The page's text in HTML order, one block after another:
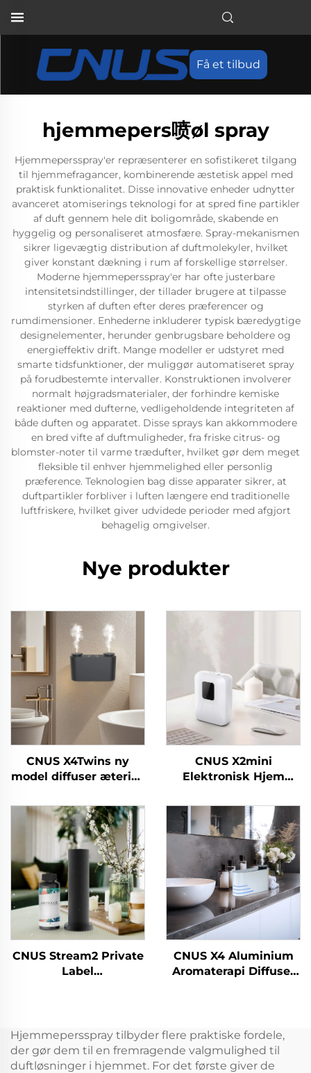
Få et tilbud
hjemmepers喷øl spray
Hjemmepersspray'er repræsenterer en sofistikeret tilgang
til hjemmefragancer, kombinerende æstetisk appel med
praktisk funktionalitet. Disse innovative enheder udnytter
avanceret atomiserings teknologi for at spred fine partikler
af duft gennem hele dit boligområde, skabende en
hyggelig og personaliseret atmosfære. Spray-mekanismen
sikrer ligevægtig distribution af duftmolekyler, hvilket
giver konstant dækning i rum af forskellige størrelser.
Moderne hjemmepersspray'er har ofte justerbare
intensitetsindstillinger, der tillader brugere at tilpasse
styrken af duften efter deres præferencer og
rumdimensioner. Enhederne inkluderer typisk bæredygtige
designelementer, herunder genbrugsbare beholdere og
energieffektiv drift. Mange modeller er udstyret med
smarte tidsfunktioner, der muliggør automatiseret spray
på forudbestemte intervaller. Konstruktionen involverer
normalt højgradsmaterialer, der forhindre kemiske
reaktioner med dufterne, vedligeholdende integriteten af
både duften og apparatet. Disse sprays kan akkommodere
en bred vifte af duftmuligheder, fra friske citrus- og
blomster-noter til varme trædufter, hvilket gør dem meget
fleksible til enhver hjemmelighed eller personlig
præference. Teknologien bag disse apparater sikrer, at
duftpartikler forbliver i luften længere end traditionelle
luftfriskere, hvilket giver udvidede perioder med afgjort
behagelig omgivelser.
Nye produkter
CNUS X4Twins ny
model diffuser æterisk
til butikskontor
CNUS X2mini
Elektronisk Hjem
Machine Air Duft Oil
Smart Aroma Diffuser
Machine
CNUS Stream2 Private
Label
Trådløs Smart WIFI
Kontrol Aroma
Diffuser
CNUS X4 Aluminium
Aromaterapi Diffuser
Atomizer
Hjemmepersspray tilbyder flere praktiske fordele,
der gør dem til en fremragende valgmulighed til
duftløsninger i hjemmet. For det første giver de